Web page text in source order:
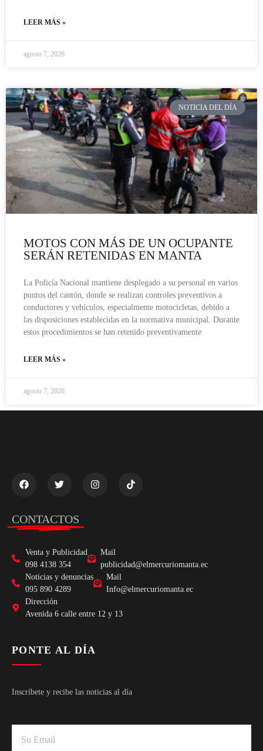
LEER MÁS »
agosto 7, 2026
NOTICIA DEL DÍA
MOTOS CON MÁS DE UN OCUPANTE
SERÁN RETENIDAS EN MANTA
La Policía Nacional mantiene desplegado a su personal en varios
puntos del cantón, donde se realizan controles preventivos a
conductores y vehículos, especialmente motocicletas, debido a
las disposiciones establecidas en la normativa municipal. Durante
estos procedimientos se han retenido preventivamente
LEER MÁS »
agosto 7, 2026
CONTACTOS
Venta y Publicidad
098 4138 354
Mail
publicidad@elmercuriomanta.ec
Noticias y denuncias
095 890 4289
Mail
Info@elmercuriomanta.ec
Dirección
Avenida 6 calle entre 12 y 13
PONTE AL DÍA
Inscríbete y recibe las noticias al día